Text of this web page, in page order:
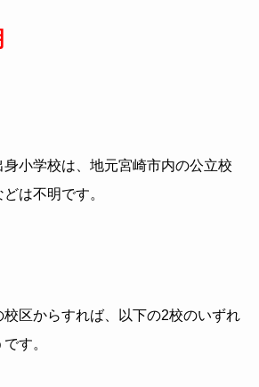
小学校は、地元宮崎市内の公立校
は不明です。
区からすれば、以下の2校のいずれ
す。